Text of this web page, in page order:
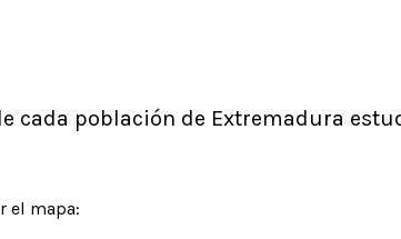
cada población de Extremadura
el mapa: